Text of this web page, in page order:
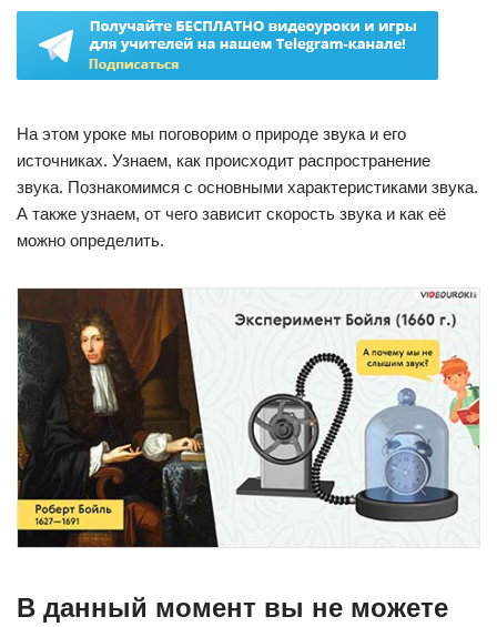
На этом уроке мы поговорим о природе звука и его
источниках. Узнаем, как происходит распространение
звука. Познакомимся с основными характеристиками звука.
А также узнаем, от чего зависит скорость звука и как её
можно определить.
В данный момент вы не можете